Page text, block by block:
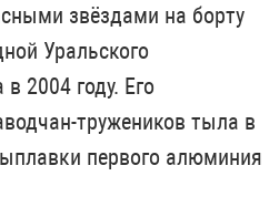
звёздами на борту
Уральского
2004 году. Его
тружеников тыла в
первого алюминия